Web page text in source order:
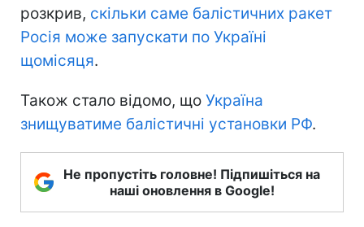
розкрив, скільки саме балістичних ракет
Росія може запускати по Україні
щомісяця.
Також стало відомо, що Україна
знищуватиме балістичні установки РФ.
Не пропустіть головне! Підпишіться на
наші оновлення в Google!